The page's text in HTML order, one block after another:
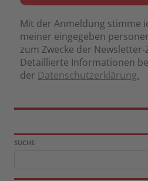
Mit der Anmeldung stimme
meiner eingegeben
zum Zwecke der
Detaillierte Informationen
der Datenschutzerklärung.
SUCHE